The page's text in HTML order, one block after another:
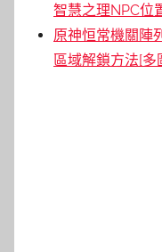
智慧之理NPC位
原神恒常機關陣
區域解鎖方法[多